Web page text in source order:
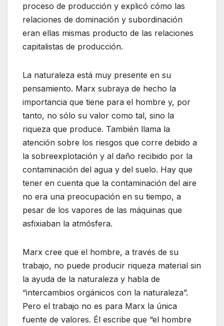
proceso de producción y explicó cómo las
relaciones de dominación y subordinación
eran ellas mismas producto de las relaciones
capitalistas de producción.
La naturaleza está muy presente en su
pensamiento. Marx subraya de hecho la
importancia que tiene para el hombre y, por
tanto, no sólo su valor como tal, sino la
riqueza que produce. También llama la
atención sobre los riesgos que corre debido a
la sobreexplotación y al daño recibido por la
contaminación del agua y del suelo. Hay que
tener en cuenta que la contaminación del aire
no era una preocupación en su tiempo, a
pesar de los vapores de las máquinas que
asfixiaban la atmósfera.
Marx cree que el hombre, a través de su
trabajo, no puede producir riqueza material sin
la ayuda de la naturaleza y habla de
“intercambios orgánicos con la naturaleza”.
Pero el trabajo no es para Marx la única
fuente de valores. Él escribe que “el hombre